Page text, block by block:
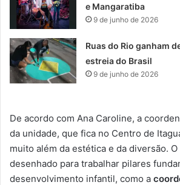
e Mangaratiba
9 de junho de 2026
Ruas do Rio ganham
estreia do Brasil
9 de junho de 2026
De acordo com Ana Caroline, a
da unidade, que fica no Centro de
muito além da estética e da diversão.
desenhado para trabalhar pilares
desenvolvimento infantil, como a